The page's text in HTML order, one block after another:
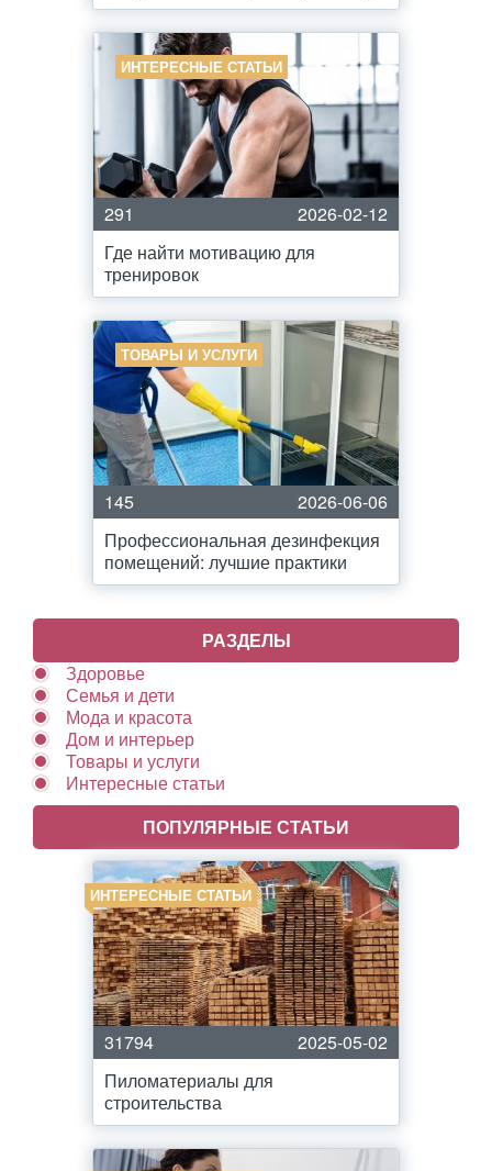
ИНТЕРЕСНЫЕ СТАТЬИ
291
2026-02-12
Где найти мотивацию для
тренировок
ТОВАРЫ И УСЛУГИ
145
2026-06-06
Профессиональная дезинфекция
помещений: лучшие практики
РАЗДЕЛЫ
Здоровье
Семья и дети
Мода и красота
Дом и интерьер
Товары и услуги
Интересные статьи
ПОПУЛЯРНЫЕ СТАТЬИ
ИНТЕРЕСНЫЕ СТАТЬИ
31794
2025-05-02
Пиломатериалы для
строительства